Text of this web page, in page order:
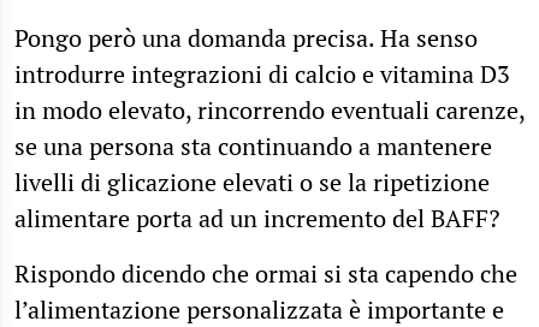
Pongo però una domanda precisa. Ha senso
introdurre integrazioni di calcio e vitamina D3
in modo elevato, rincorrendo eventuali carenze,
se una persona sta continuando a mantenere
livelli di glicazione elevati o se la ripetizione
alimentare porta ad un incremento del BAFF?
Rispondo dicendo che ormai si sta capendo che
l’alimentazione personalizzata è importante e